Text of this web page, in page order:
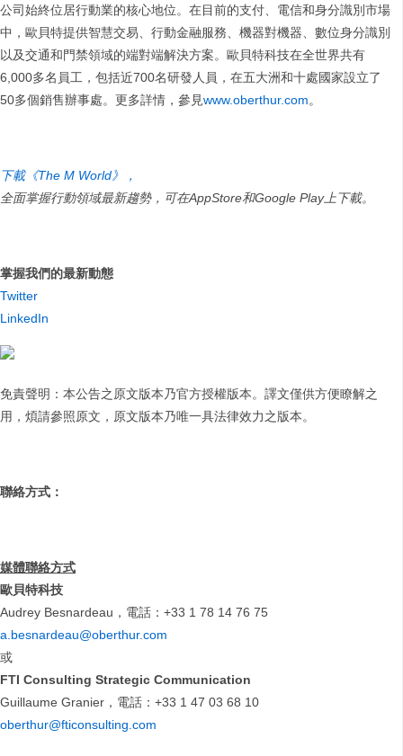
公司始終位居行動業的核心地位。在目前的支付、電信和身分識別市場
中，歐貝特提供智慧交易、行動金融服務、機器對機器、數位身分識別
以及交通和門禁領域的端對端解決方案。歐貝特科技在全世界共有
6,000多名員工，包括近700名研發人員，在五大洲和十處國家設立了
50多個銷售辦事處。更多詳情，參見www.oberthur.com。
下載《The M World》，
全面掌握行動領域最新趨勢，可在AppStore和Google Play上下載。
掌握我們的最新動態
Twitter
LinkedIn
免責聲明：本公告之原文版本乃官方授權版本。譯文僅供方便瞭解之
用，煩請參照原文，原文版本乃唯一具法律效力之版本。
聯絡方式：
媒體聯絡方式
歐貝特科技
Audrey Besnardeau，電話：+33 1 78 14 76 75
a.besnardeau@oberthur.com
或
FTI Consulting Strategic Communication
Guillaume Granier，電話：+33 1 47 03 68 10
oberthur@fticonsulting.com